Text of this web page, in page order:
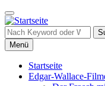
Direkt
zum
Inhalt
Suche
Menü
Startseite
Edgar-Wallace-